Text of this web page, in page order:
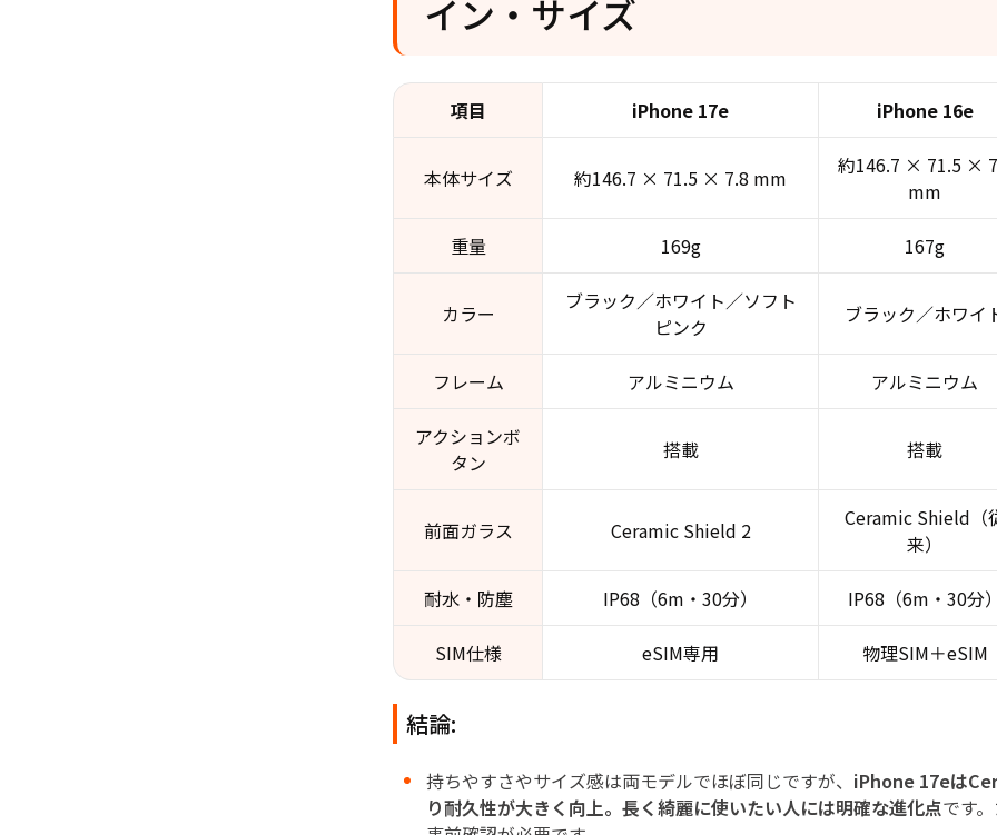
イン・サイズ
項目 iPhone 17e iPhone 16e
本体サイズ 約146.7 × 71.5 × 7.8 mm
約146.7 × 71.5 ×
mm
重量 169g 167g
カラー
ブラック／ホワイト／ソフト
ピンク
ブラック／ホワイ
フレーム アルミニウム アルミニウム
アクションボ
タン
搭載 搭載
前面ガラス Ceramic Shield 2
Ceramic Shield（
来）
耐水・防塵 IP68（6m・30分） IP68（6m・30分
SIM仕様 eSIM専用 物理SIM＋eSIM
結論:
持ちやすさやサイズ感は両モデルでほぼ同じですが、 iPhone 17eは
り耐久性が大きく向上。長く綺麗に使いたい人には明確な進化点です